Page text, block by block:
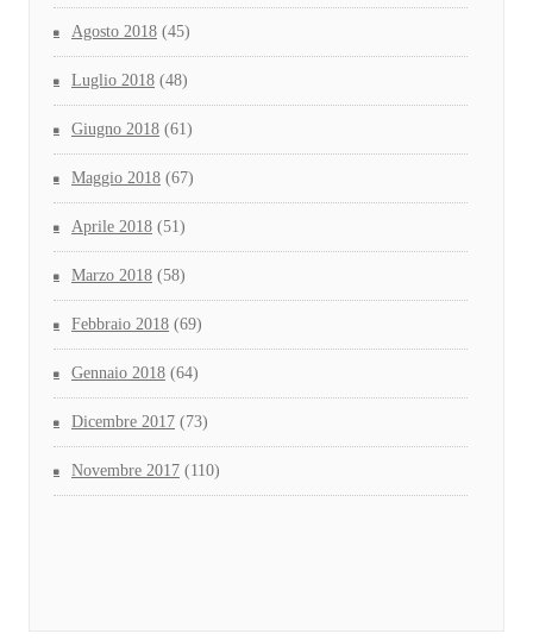
Agosto 2018 (45)
Luglio 2018 (48)
Giugno 2018 (61)
Maggio 2018 (67)
Aprile 2018 (51)
Marzo 2018 (58)
Febbraio 2018 (69)
Gennaio 2018 (64)
Dicembre 2017 (73)
Novembre 2017 (110)